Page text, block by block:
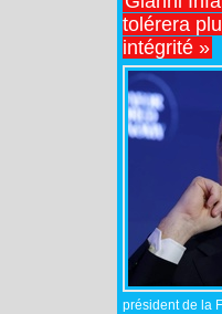
tolérera
intégrité »
président de la